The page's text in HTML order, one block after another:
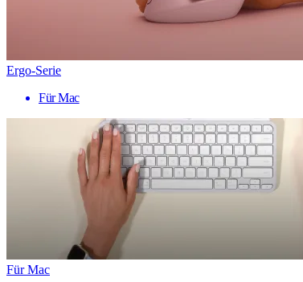
Ergo-Serie
Für Mac
Für Mac